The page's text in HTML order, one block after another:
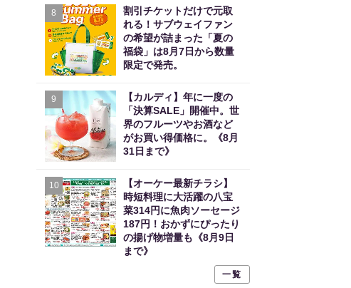
8
割引チケットだけで元取
れる！サブウェイファン
の希望が詰まった「夏の
福袋」は8月7日から数量
限定で発売。
9
【カルディ】年に一度の
「決算SALE」開催中。世
界のフルーツやお酒など
がお買い得価格に。《8月
31日まで》
10
【オーケー最新チラシ】
時短料理に大活躍の八宝
菜314円に魚肉ソーセージ
187円！おかずにぴったり
の揚げ物増量も《8月9日
まで》
一覧